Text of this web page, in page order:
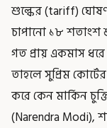
শুল্কের (tariff)
চাপানো ১৮ শতাংশ
গত প্রায় একমাস
তাহলে সুপ্রিম
করে কেন মার্কিন
(Narendra Modi),